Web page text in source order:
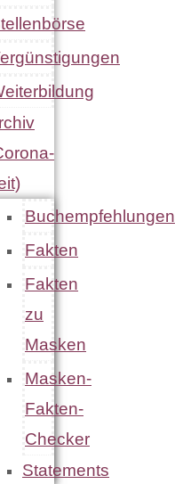
Buchempfehlungen
Fakten
Fakten
zu
Masken
Masken-
Fakten-
Checker
Statements